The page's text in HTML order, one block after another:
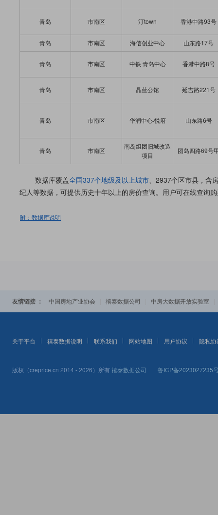
青岛 市南区 汀town 香港中路93号
青岛 市南区 海信创业中心 山东路17号
青岛 市南区 中铁·青岛中心 香港中路8号
青岛 市南区 晶蓝公馆 延吉路221号
青岛 市南区 华润中心·悦府 山东路6号
青岛 市南区
南岛组团旧城改造
项目
团岛四路69号
数据库覆盖全国337个地级及以上城市、2937个区市县，含
纪人等数据，可提供历史十年以上的房价查询。用户可在线查询
附：数据库说明
友情链接 ： 中国房地产业协会 禧泰数据公司 中房大数据开放实验室
关于平台 禧泰数据说明 联系我们 网站地图 用户协议 隐私协
版权（creprice.cn 2014 - 2026）所有禧泰数据公司 鲁ICP备2023027235